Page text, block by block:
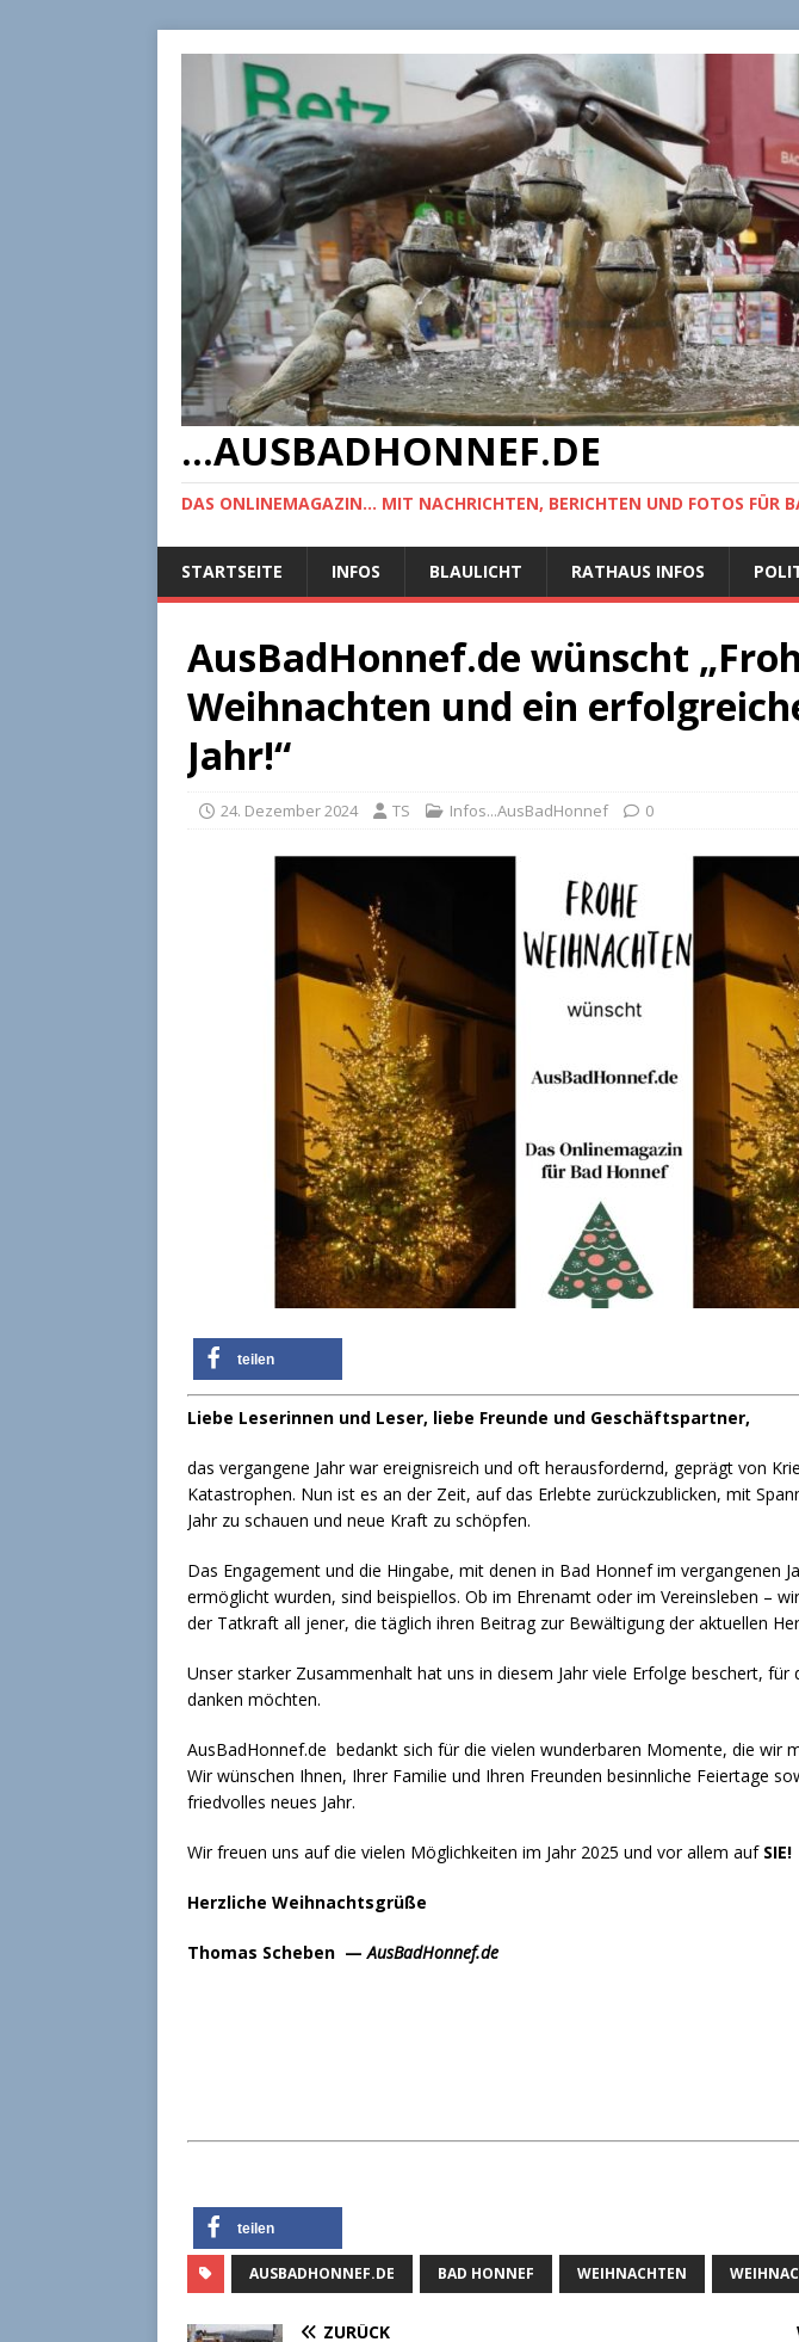
...AUSBADHONNEF.DE
DAS ONLINEMAGAZIN... MIT NACHRICHTEN, BERICHTEN UND FOTOS FÜR
STARTSEITE INFOS BLAULICHT RATHAUS INFOS
AusBadHonnef.de wünscht
Weihnachten und ein
Jahr!“
24. Dezember 2024 TS Infos...AusBadHonnef 0
teilen
Liebe Leserinnen und Leser, liebe Freunde und Geschäftspartner,
das vergangene Jahr war ereignisreich und oft herausfordernd, geprägt von
Katastrophen. Nun ist es an der Zeit, auf das Erlebte zurückzublicken, mit
Jahr zu schauen und neue Kraft zu schöpfen.
Das Engagement und die Hingabe, mit denen in Bad Honnef im vergangenen
ermöglicht wurden, sind beispiellos. Ob im Ehrenamt oder im Vereinsleben –
der Tatkraft all jener, die täglich ihren Beitrag zur Bewältigung der aktuellen
Unser starker Zusammenhalt hat uns in diesem Jahr viele Erfolge beschert, für
danken möchten.
AusBadHonnef.de bedankt sich für die vielen wunderbaren Momente, die wir
Wir wünschen Ihnen, Ihrer Familie und Ihren Freunden besinnliche Feiertage
friedvolles neues Jahr.
Wir freuen uns auf die vielen Möglichkeiten im Jahr 2025 und vor allem aufSIE!
Herzliche Weihnachtsgrüße
Thomas Scheben —AusBadHonnef.de
teilen
AUSBADHONNEF.DE BAD HONNEF WEIHNACHTEN
ZURÜCK